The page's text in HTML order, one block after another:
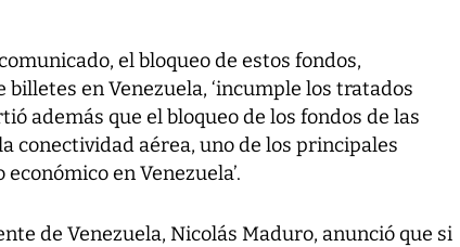
el bloqueo de estos fondos,
en Venezuela, ‘incumple los tratados
además que el bloqueo de los fondos de las
conectividad aérea, uno de los principales
en Venezuela’.
de Venezuela, Nicolás Maduro, anunció que si